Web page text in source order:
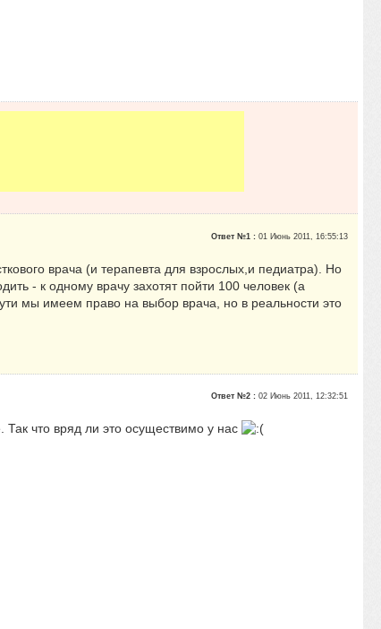
Ответ №1 :01 Июнь 2011, 16:55:13
врача (и терапевта для взрослых,и педиатра). Но
- к одному врачу захотят пойти 100 человек (а
мы имеем право на выбор врача, но в реальности это
Ответ №2 :02 Июнь 2011, 12:32:51
что вряд ли это осуществимо у нас